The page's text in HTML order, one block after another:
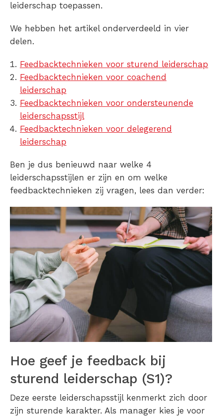
leiderschap toepassen.
We hebben het artikel onderverdeeld in vier
delen.
Feedbacktechnieken voor sturend leiderschap
Feedbacktechnieken voor coachend
leiderschap
Feedbacktechnieken voor ondersteunende
leiderschapsstijl
Feedbacktechnieken voor delegerend
leiderschap
Ben je dus benieuwd naar welke 4
leiderschapsstijlen er zijn en om welke
feedbacktechnieken zij vragen, lees dan verder:
Hoe geef je feedback bij
sturend leiderschap (S1)?
Deze eerste leiderschapsstijl kenmerkt zich door
zijn sturende karakter. Als manager kies je voor